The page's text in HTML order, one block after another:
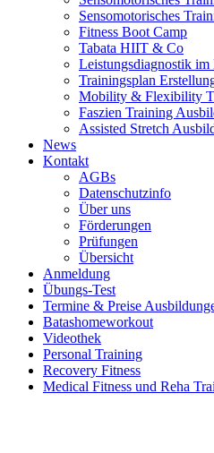
Sensomotorisches
Fitness Boot Camp
Tabata HIIT & Co
Leistungsdiagnostik im
Trainingsplan
Mobility & Flexibility
Faszien Training
Assisted Stretch
News
Kontakt
AGBs
Datenschutzinfo
Über uns
Förderungen
Prüfungen
Übersicht
Anmeldung
Übungs-Test
Termine & Preise
Batashomeworkout
Videothek
Personal Training
Recovery Fitness
Medical Fitness und Reha